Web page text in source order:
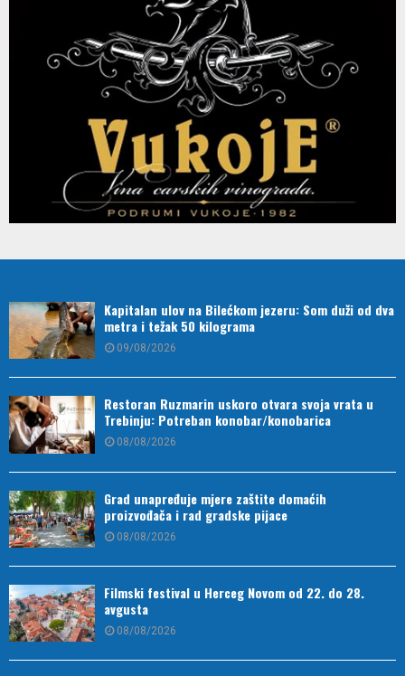
Kapitalan ulov na Bilećkom jezeru: Som duži od dva
metra i težak 50 kilograma
09/08/2026
Restoran Ruzmarin uskoro otvara svoja vrata u
Trebinju: Potreban konobar/konobarica
08/08/2026
Grad unapređuje mjere zaštite domaćih
proizvođača i rad gradske pijace
08/08/2026
Filmski festival u Herceg Novom od 22. do 28.
avgusta
08/08/2026